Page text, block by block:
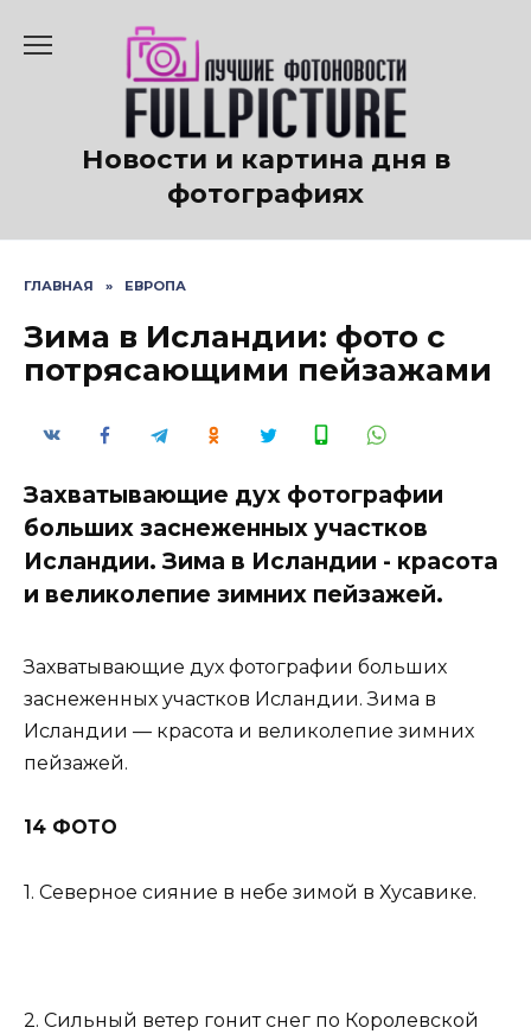
содержанию
Новости и картина дня в
фотографиях
ГЛАВНАЯ » ЕВРОПА
Зима в Исландии: фото с
потрясающими пейзажами
Захватывающие дух фотографии
больших заснеженных участков
Исландии. Зима в Исландии - красота
и великолепие зимних пейзажей.
Захватывающие дух фотографии больших
заснеженных участков Исландии. Зима в
Исландии — красота и великолепие зимних
пейзажей.
14 ФОТО
1. Северное сияние в небе зимой в Хусавике.
2. Сильный ветер гонит снег по Королевской